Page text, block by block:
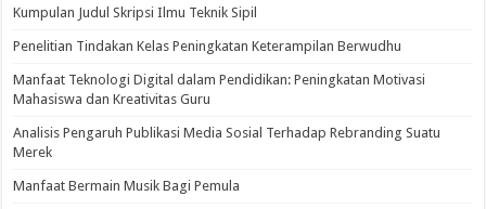
Kumpulan Judul Skripsi Ilmu Teknik Sipil
Penelitian Tindakan Kelas Peningkatan Keterampilan Berwudhu
Manfaat Teknologi Digital dalam Pendidikan: Peningkatan Motivasi
Mahasiswa dan Kreativitas Guru
Analisis Pengaruh Publikasi Media Sosial Terhadap Rebranding Suatu
Merek
Manfaat Bermain Musik Bagi Pemula